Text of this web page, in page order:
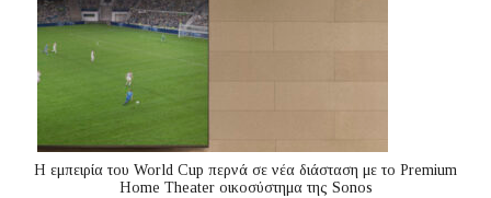
Η εμπειρία του World Cup περνά σε νέα διάσταση με το Premium
Home Theater οικοσύστημα της Sonos